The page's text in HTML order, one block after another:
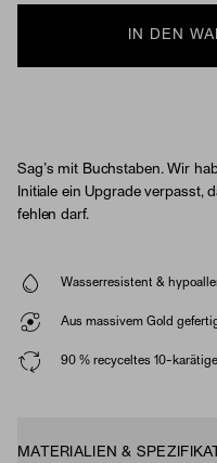
IN DEN
Sag’s mit Buchstaben. Wir
Initiale ein Upgrade verpasst,
fehlen darf.
Wasserresistent &
Aus massivem Gold
90 % recyceltes 10-
MATERIALIEN &